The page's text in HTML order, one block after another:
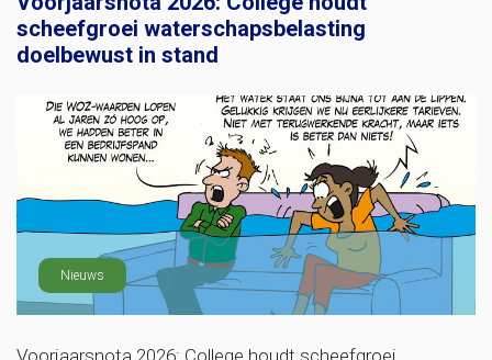
scheefgroei waterschapsbelasting
doelbewust in stand
Nieuws